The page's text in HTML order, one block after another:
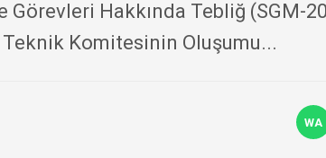
Hakkında Tebliğ (SGM-
Komitesinin Oluşumu...
WA